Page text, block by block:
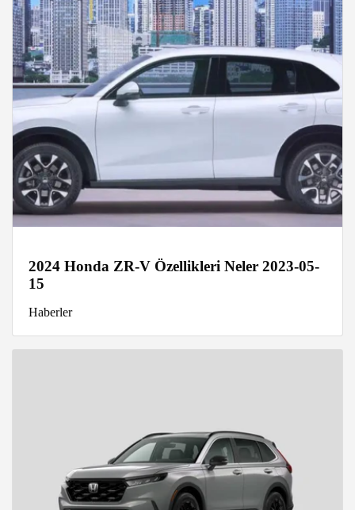
2024 Honda ZR-V Özellikleri Neler 2023-05-
15
Haberler